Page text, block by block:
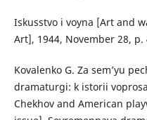
Iskusstvo i voyna [Art and
Art], 1944, November 28, p.
Kovalenko G. Za sem’yu
dramaturgi: k istorii
Chekhov and American